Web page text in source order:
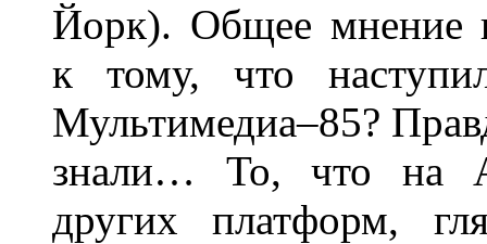
Йорк). Общее мнение
к тому, что
Мультимедиа–85?
знали… То, что на
других платформ,